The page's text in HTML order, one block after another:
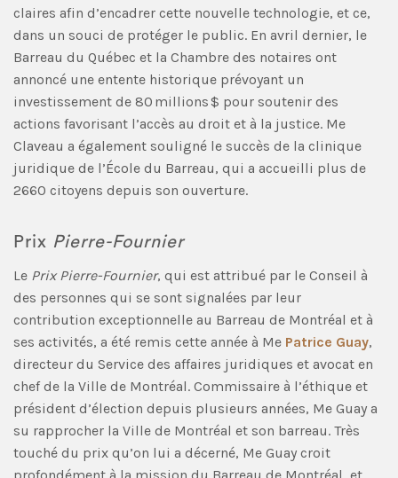
claires afin d’encadrer cette nouvelle technologie, et ce,
dans un souci de protéger le public. En avril dernier, le
Barreau du Québec et la Chambre des notaires ont
annoncé une entente historique prévoyant un
investissement de 80 millions $ pour soutenir des
actions favorisant l’accès au droit et à la justice. Me
Claveau a également souligné le succès de la clinique
juridique de l’École du Barreau, qui a accueilli plus de
2660 citoyens depuis son ouverture.
Prix Pierre-Fournier
Le Prix Pierre-Fournier, qui est attribué par le Conseil à
des personnes qui se sont signalées par leur
contribution exceptionnelle au Barreau de Montréal et à
ses activités, a été remis cette année à Me Patrice Guay,
directeur du Service des affaires juridiques et avocat en
chef de la Ville de Montréal. Commissaire à l’éthique et
président d’élection depuis plusieurs années, Me Guay a
su rapprocher la Ville de Montréal et son barreau. Très
touché du prix qu’on lui a décerné, Me Guay croit
profondément à la mission du Barreau de Montréal, et